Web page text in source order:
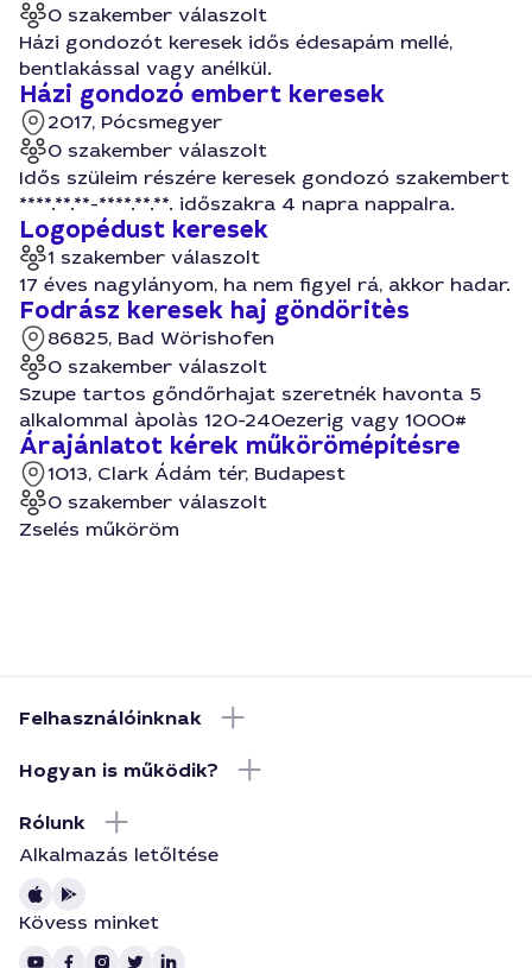
0 szakember válaszolt
Házi gondozót keresek idős édesapám mellé,
bentlakással vagy anélkül.
Házi gondozó embert keresek
2017, Pócsmegyer
0 szakember válaszolt
Idős szüleim részére keresek gondozó szakembert
****.**.**-****.**.**. időszakra 4 napra nappalra.
Logopédust keresek
1 szakember válaszolt
17 éves nagylányom, ha nem figyel rá, akkor hadar.
Fodrász keresek haj göndöritès
86825, Bad Wörishofen
0 szakember válaszolt
Szupe tartos gőndőrhajat szeretnék havonta 5
alkalommal àpolàs 120-240ezerig vagy 1000#
Árajánlatot kérek műkörömépítésre
1013, Clark Ádám tér, Budapest
0 szakember válaszolt
Zselés műköröm
Felhasználóinknak
Hogyan is működik?
Rólunk
Alkalmazás letőltése
Kövess minket